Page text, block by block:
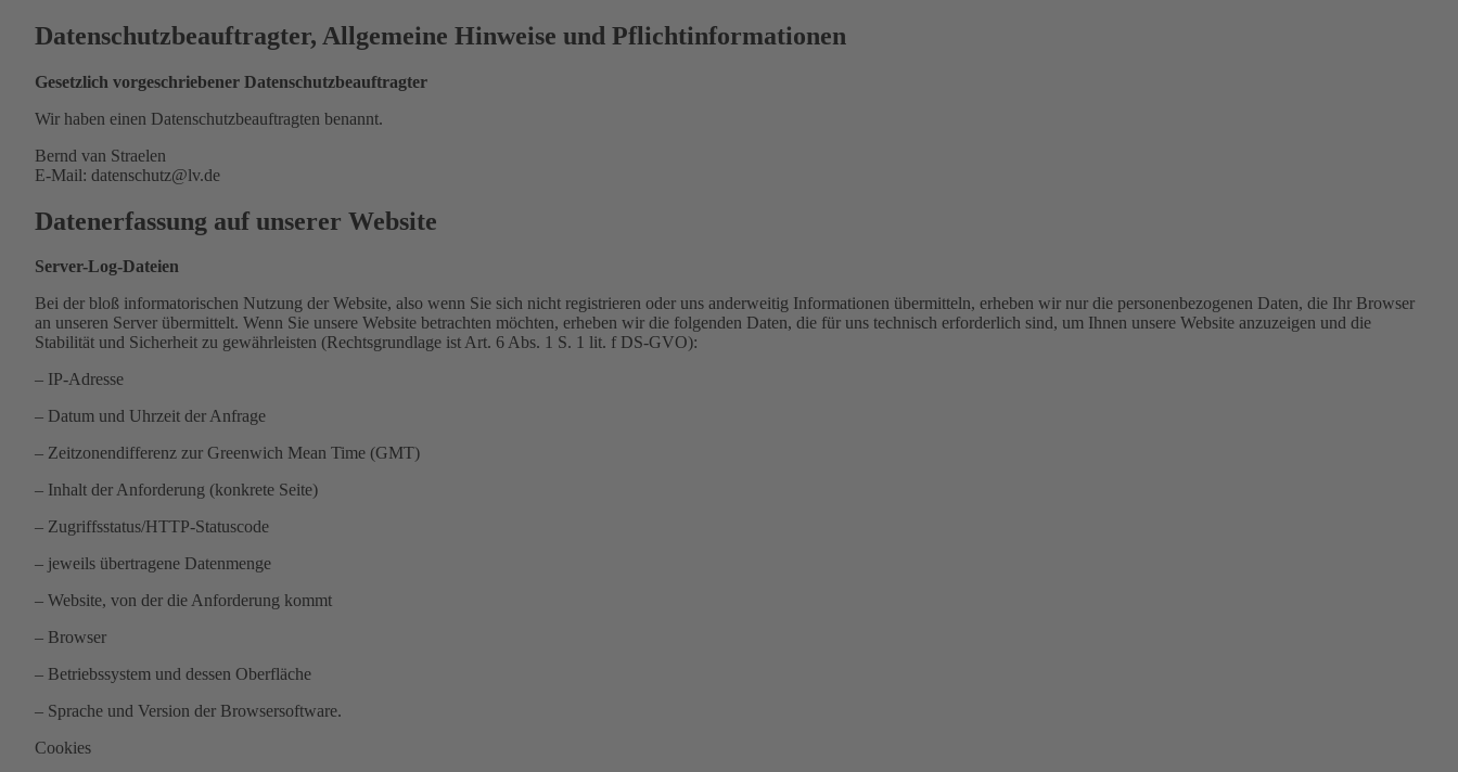
Datenschutzbeauftragter, Allgemeine Hinweise und Pflichtinformationen
Gesetzlich vorgeschriebener Datenschutzbeauftragter
Wir haben einen Datenschutzbeauftragten benannt.
Bernd van Straelen
E-Mail: datenschutz@lv.de
Datenerfassung auf unserer Website
Server-Log-Dateien
Bei der bloß informatorischen Nutzung der Website, also wenn Sie sich nicht registrieren oder uns anderweitig Informationen übermitteln, erheben wir nur die personenbezogenen Daten, die Ihr Browser
an unseren Server übermittelt. Wenn Sie unsere Website betrachten möchten, erheben wir die folgenden Daten, die für uns technisch erforderlich sind, um Ihnen unsere Website anzuzeigen und die
Stabilität und Sicherheit zu gewährleisten (Rechtsgrundlage ist Art. 6 Abs. 1 S. 1 lit. f DS-GVO):
– IP-Adresse
– Datum und Uhrzeit der Anfrage
– Zeitzonendifferenz zur Greenwich Mean Time (GMT)
– Inhalt der Anforderung (konkrete Seite)
– Zugriffsstatus/HTTP-Statuscode
– jeweils übertragene Datenmenge
– Website, von der die Anforderung kommt
– Browser
– Betriebssystem und dessen Oberfläche
– Sprache und Version der Browsersoftware.
Cookies